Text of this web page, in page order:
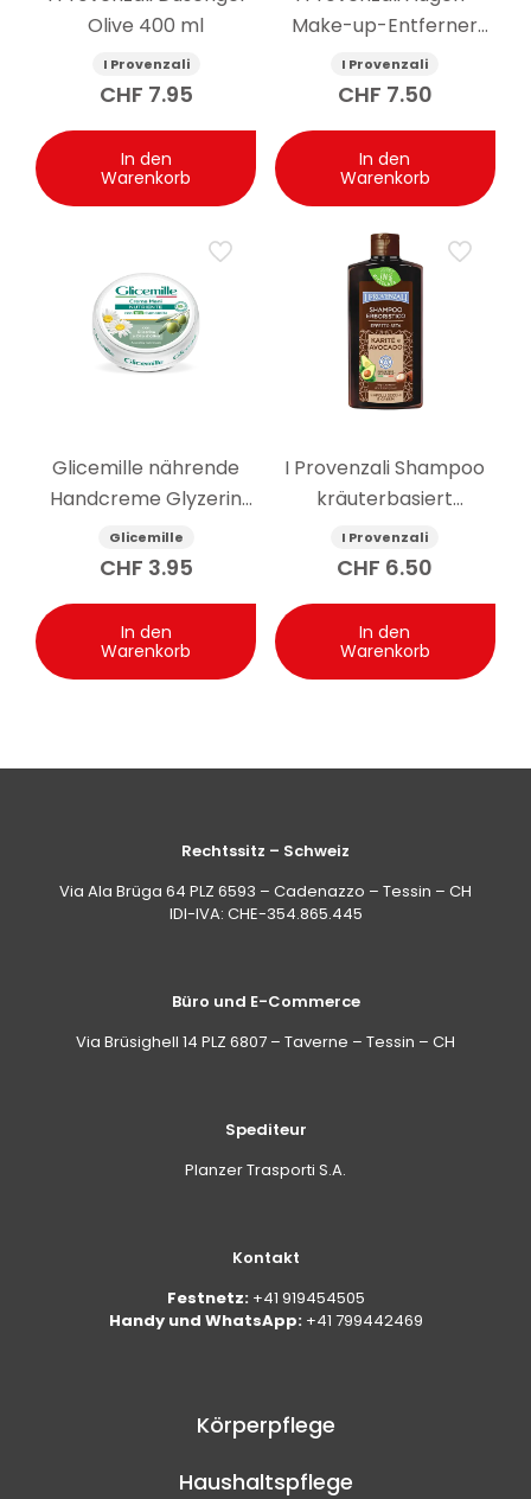
Olive 400 ml
I Provenzali
CHF 7.95
In den
Warenkorb
Make-up-Entferner
Bio-Hagebutte 150 ml
I Provenzali
CHF 7.50
In den
Warenkorb
Glicemille nährende
Handcreme Glyzerin
und Kamille 100ml
Glicemille
CHF 3.95
In den
Warenkorb
I Provenzali Shampoo
kräuterbasiert
Seideneffekt
Sheabutter und
I Provenzali
CHF 6.50
In den
Warenkorb
Rechtssitz – Schweiz
Via Ala Brüga 64 PLZ 6593 – Cadenazzo – Tessin – CH
IDI-IVA: CHE-354.865.445
Büro und E-Commerce
Via Brüsighell 14 PLZ 6807 – Taverne – Tessin – CH
Spediteur
Planzer Trasporti S.A.
Kontakt
Festnetz: +41 919454505
Handy und WhatsApp: +41 799442469
Körperpflege
Haushaltspflege